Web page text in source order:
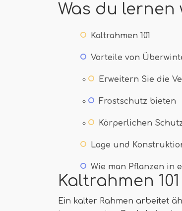
Was du lernen
Kaltrahmen 101
Vorteile von
Erweitern Sie die
Frostschutz bieten
Körperlichen
Lage und
Wie man Pflanzen in
Kaltrahmen 101
Ein kalter Rahmen arbeitet